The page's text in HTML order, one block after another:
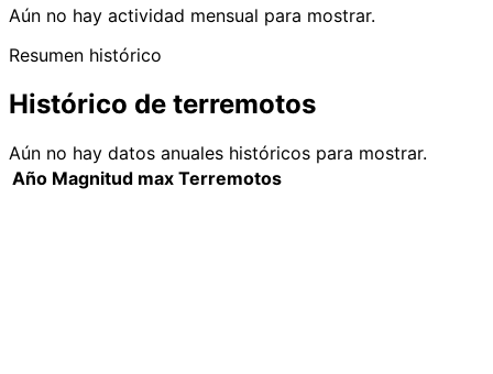
Aún no hay actividad mensual para mostrar.
Resumen histórico
Histórico de terremotos
Aún no hay datos anuales históricos para mostrar.
Año Magnitud max Terremotos